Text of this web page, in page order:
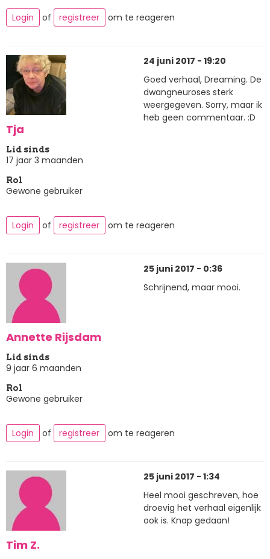
Login of registreer om te reageren
Tja
Lid sinds
17 jaar 3 maanden
Rol
Gewone gebruiker
24 juni 2017 - 19:20
Goed verhaal, Dreaming. De
dwangneuroses sterk
weergegeven. Sorry, maar ik
heb geen commentaar. :D
Login of registreer om te reageren
Annette Rijsdam
Lid sinds
9 jaar 6 maanden
Rol
Gewone gebruiker
25 juni 2017 - 0:36
Schrijnend, maar mooi.
Login of registreer om te reageren
Tim Z.
25 juni 2017 - 1:34
Heel mooi geschreven, hoe
droevig het verhaal eigenlijk
ook is. Knap gedaan!